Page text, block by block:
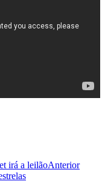
irá a leilãoAnterior